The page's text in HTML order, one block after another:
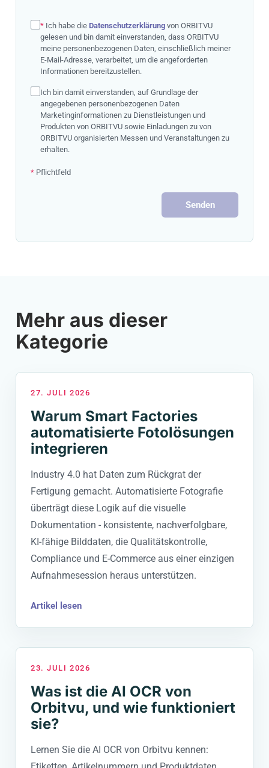
* Ich habe die Datenschutzerklärung von ORBITVU
gelesen und bin damit einverstanden, dass ORBITVU
meine personenbezogenen Daten, einschließlich meiner
E-Mail-Adresse, verarbeitet, um die angeforderten
Informationen bereitzustellen.
Ich bin damit einverstanden, auf Grundlage der
angegebenen personenbezogenen Daten
Marketinginformationen zu Dienstleistungen und
Produkten von ORBITVU sowie Einladungen zu von
ORBITVU organisierten Messen und Veranstaltungen zu
erhalten.
* Pflichtfeld
Senden
Mehr aus dieser
Kategorie
27. JULI 2026
Warum Smart Factories
automatisierte Fotolösungen
integrieren
Industry 4.0 hat Daten zum Rückgrat der
Fertigung gemacht. Automatisierte Fotografie
überträgt diese Logik auf die visuelle
Dokumentation - konsistente, nachverfolgbare,
KI-fähige Bilddaten, die Qualitätskontrolle,
Compliance und E-Commerce aus einer einzigen
Aufnahmesession heraus unterstützen.
Artikel lesen
23. JULI 2026
Was ist die AI OCR von
Orbitvu, und wie funktioniert
sie?
Lernen Sie die AI OCR von Orbitvu kennen: